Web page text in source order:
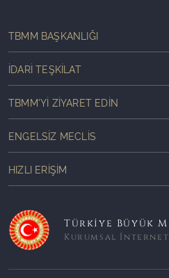
TBMM BAŞKANLIĞI
İDARI TEŞKILAT
TBMM'YI ZIYARET EDIN
ENGELSIZ MECLIS
HIZLI ERIŞIM
Türkiye Büyük
Kurumsal İnternet